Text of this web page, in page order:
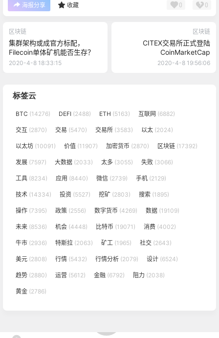
海报分享 收藏 0 0
区块链
集群架构或成官方标配，
Filecoin单体矿机能否生存？
2020-4-8 18:33:15
区块链
CITEX交易所正式登陆
CoinMarketCap
2020-4-8 19:56:06
标签云
BTC (14276) DEFI (2488) ETH (5163) 互联网 (6882)
交互 (2870) 交易 (5470) 交易所 (3583) 以太 (2024)
以太坊 (10091) 价值 (11907) 加密货币 (2870) 区块链 (17392)
发展 (7597) 大数据 (2033) 太多 (3055) 失败 (3066)
工具 (8234) 应用 (8440) 微信 (2739) 手机 (2129)
技术 (14334) 投资 (5527) 挖矿 (2803) 搜索 (1895)
操作 (7395) 政策 (2556) 数字货币 (4269) 数据 (19109)
未来 (8536) 机会 (4448) 比特币 (19071) 消费 (4002)
牛市 (2936) 特斯拉 (2063) 矿工 (1965) 社交 (2643)
美元 (2808) 行情 (5432) 行情分析 (2079) 设计 (6524)
趋势 (2880) 运营 (5612) 金融 (6792) 阻力 (2038)
黄金 (2786)